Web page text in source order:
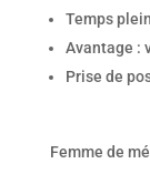
Temps
Avantage :
Prise de
Femme de